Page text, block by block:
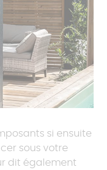
si ensuite
sous votre
dit également